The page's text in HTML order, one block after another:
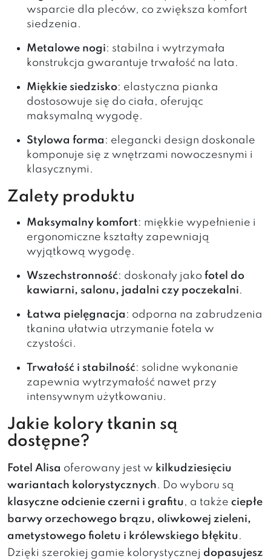
wsparcie dla pleców, co zwiększa komfort
siedzenia.
Metalowe nogi: stabilna i wytrzymała
konstrukcja gwarantuje trwałość na lata.
Miękkie siedzisko: elastyczna pianka
dostosowuje się do ciała, oferując
maksymalną wygodę.
Stylowa forma : elegancki design doskonale
komponuje się z wnętrzami nowoczesnymi i
klasycznymi.
Zalety produktu
Maksymalny komfort: miękkie wypełnienie i
ergonomiczne kształty zapewniają
wyjątkową wygodę.
Wszechstronność: doskonały jako fotel do
kawiarni, salonu, jadalni czy poczekalni.
Łatwa pielęgnacja : odporna na zabrudzenia
tkanina ułatwia utrzymanie fotela w
czystości.
Trwałość i stabilność: solidne wykonanie
zapewnia wytrzymałość nawet przy
intensywnym użytkowaniu.
Jakie kolory tkanin są
dostępne?
Fotel Alisa oferowany jest w kilkudziesięciu
wariantach kolorystycznych. Do wyboru są
klasyczne odcienie czerni i grafitu, a także ciepłe
barwy orzechowego brązu, oliwkowej zieleni,
ametystowego fioletu i królewskiego błękitu.
Dzięki szerokiej gamie kolorystycznej dopasujesz